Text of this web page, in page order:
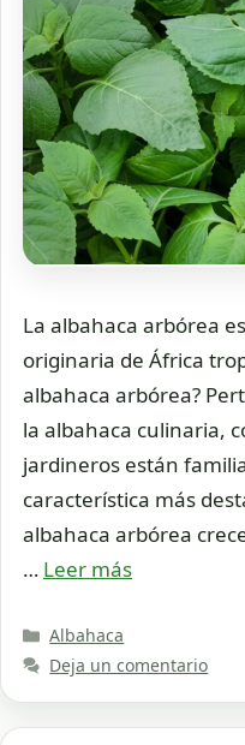
La albahaca arbórea
originaria de África
albahaca arbórea?
la albahaca culinaria,
jardineros están
característica más
albahaca arbórea
… Leer más
Categorías
Albahaca
Deja un comentario